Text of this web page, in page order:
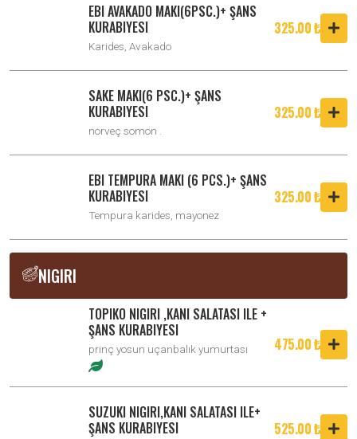
EBI AVAKADO MAKI(6PSC.)+ ŞANS
KURABIYESI
Karides, Avakado
325.00 ₺
SAKE MAKI(6 PSC.)+ ŞANS
KURABIYESI
norveç somon .
325.00 ₺
EBI TEMPURA MAKI (6 PCS.)+ ŞANS
KURABIYESI
Tempura karides, mayonez
325.00 ₺
NIGIRI
TOPIKO NIGIRI ,KANI SALATASI ILE +
ŞANS KURABIYESI
prinç yosun uçanbalık yumurtası 475.00 ₺
SUZUKI NIGIRI,KANI SALATASI ILE+
ŞANS KURABIYESI
525.00 ₺